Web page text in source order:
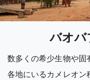
バオバ
数多くの希少生物や固
各地にいるカメレオン